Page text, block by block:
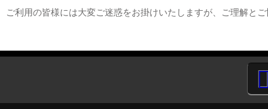
ご利用の皆様には大変ご迷惑をお掛けいたしますが、ご理解と